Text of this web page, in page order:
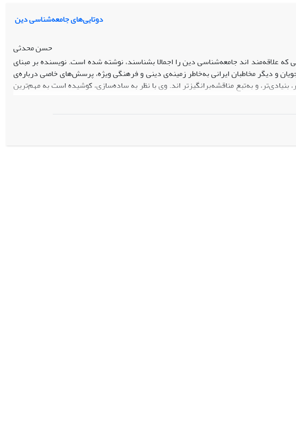
عدالت نیز در انطباق کامل با تصور قدسی از نظم است. عدالت به گمان شیخ چیزی جز اجرای
احکام شریعت است، عین ظلم تلقی می‏شود.
­ دوتایی‌های جامعه‌شناسی دین
حسن محدثی
علاقه‌مند اند جامعه‌شناسی دین را اجمالا بشناسند، نوشته شده است. نویسنده بر مبنای
و دیگر مخاطبان ایرانی به‌خاطر زمینه‌ی دینی و فرهنگی ویژه، پرسش‌های خاصی درباره‌ی
و به‌تبع مناقشه‌برانگیزتر اند. وی با نظر به ساده‌سازی، کوشیده است به مهم‌ترین
دهد و ابهامات موجود در باب این رشته‌ی علمی را در حد بضاعت خود برطرف نماید.